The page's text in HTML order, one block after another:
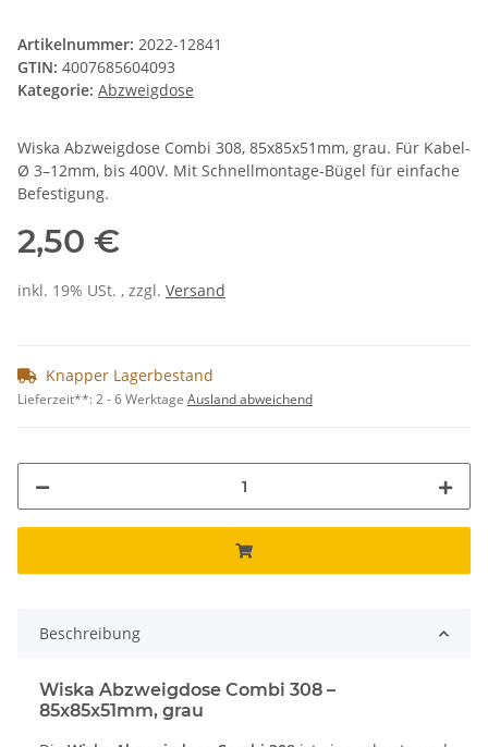
Artikelnummer: 2022-12841
GTIN: 4007685604093
Kategorie: Abzweigdose
Wiska Abzweigdose Combi 308, 85x85x51mm, grau. Für Kabel-
Ø 3–12mm, bis 400V. Mit Schnellmontage-Bügel für einfache
Befestigung.
2,50 €
inkl. 19% USt. , zzgl. Versand
Knapper Lagerbestand
Lieferzeit**:2 - 6 Werktage Ausland abweichend
Beschreibung
Wiska Abzweigdose Combi 308 –
85x85x51mm, grau